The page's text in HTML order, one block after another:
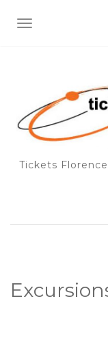
TOGGLE
Tickets